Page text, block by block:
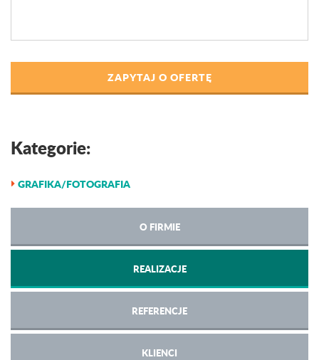
ZAPYTAJ O OFERTĘ
Kategorie:
GRAFIKA/FOTOGRAFIA
O FIRMIE
REALIZACJE
REFERENCJE
KLIENCI